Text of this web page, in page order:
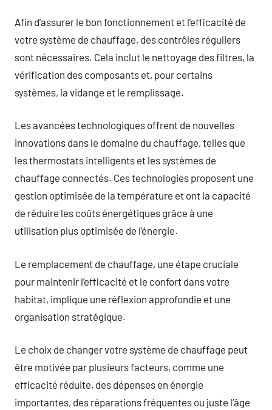
Afin d’assurer le bon fonctionnement et l’efficacité de
votre système de chauffage, des contrôles réguliers
sont nécessaires. Cela inclut le nettoyage des filtres, la
vérification des composants et, pour certains
systèmes, la vidange et le remplissage.
Les avancées technologiques offrent de nouvelles
innovations dans le domaine du chauffage, telles que
les thermostats intelligents et les systèmes de
chauffage connectés. Ces technologies proposent une
gestion optimisée de la température et ont la capacité
de réduire les coûts énergétiques grâce à une
utilisation plus optimisée de l’énergie.
Le remplacement de chauffage, une étape cruciale
pour maintenir l’efficacité et le confort dans votre
habitat, implique une réflexion approfondie et une
organisation stratégique.
Le choix de changer votre système de chauffage peut
être motivée par plusieurs facteurs, comme une
efficacité réduite, des dépenses en énergie
importantes, des réparations fréquentes ou juste l’âge